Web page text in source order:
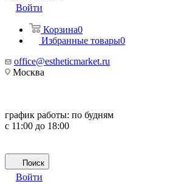
Войти
Корзина0
Избранные товары0
office@estheticmarket.ru
Москва
график работы: по будням
с 11:00 до 18:00
Поиск
Войти